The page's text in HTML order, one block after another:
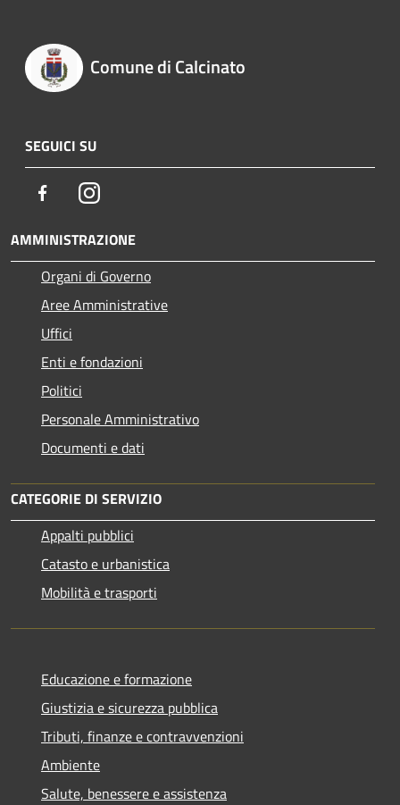
Comune di Calcinato
SEGUICI SU
FacebookInstagram
AMMINISTRAZIONE
Organi di Governo
Aree Amministrative
Uffici
Enti e fondazioni
Politici
Personale Amministrativo
Documenti e dati
CATEGORIE DI SERVIZIO
Appalti pubblici
Catasto e urbanistica
Mobilità e trasporti
Educazione e formazione
Giustizia e sicurezza pubblica
Tributi, finanze e contravvenzioni
Ambiente
Salute, benessere e assistenza